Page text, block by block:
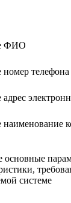
ФИО
номер
адрес
наименование
основные
системе